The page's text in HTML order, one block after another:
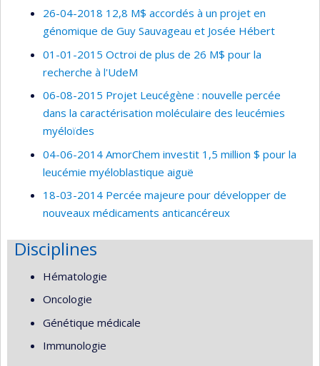
26-04-2018 12,8 M$ accordés à un projet en
génomique de Guy Sauvageau et Josée Hébert
01-01-2015 Octroi de plus de 26 M$ pour la
recherche à l'UdeM
06-08-2015 Projet Leucégène : nouvelle percée
dans la caractérisation moléculaire des leucémies
myéloïdes
04-06-2014 AmorChem investit 1,5 million $ pour la
leucémie myéloblastique aiguë
18-03-2014 Percée majeure pour développer de
nouveaux médicaments anticancéreux
Disciplines
Hématologie
Oncologie
Génétique médicale
Immunologie